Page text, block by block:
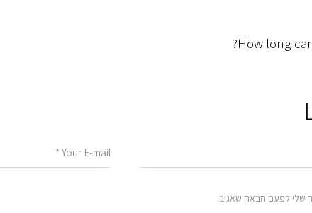
How long
שלי לפעם הבאה שאגיב.